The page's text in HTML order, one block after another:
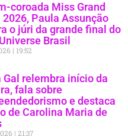
coroada Miss Grand
2026, Paula Assunção
o júri da grande final do
Brasil
19:52
Gal relembra início da
fala sobre
e destaca
de Carolina Maria de
21:37